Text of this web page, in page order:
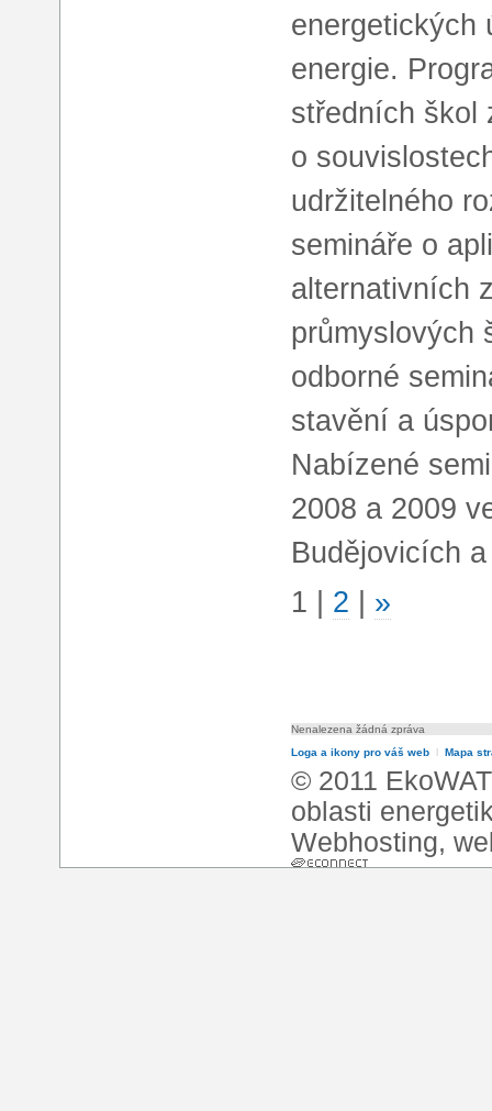
energetických
energie.
středních škol
o
udržitelného
semináře o
alternativních
průmyslových
odborné
stavění a
Nabízené
2008 a 2009
Budějovicích
1
2 »
Nenalezena žádná zpráva
Loga a ikony pro váš web
Mapa
© 2011
oblasti
Webhosting,